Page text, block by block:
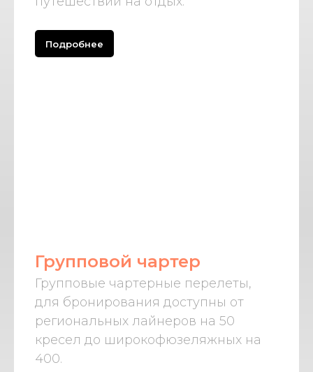
Подробнее
Групповой чартер
Групповые чартерные перелеты,
для бронирования доступны от
региональных лайнеров на 50
кресел до широкофюзеляжных на
400.